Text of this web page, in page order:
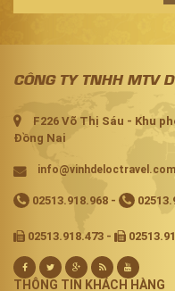
CÔNG TY TNHH MTV
F226 Võ Thị Sáu - Khu
Đồng Nai
02513.918.968 -
02513.918.473 -
THÔNG TIN KHÁCH HÀNG